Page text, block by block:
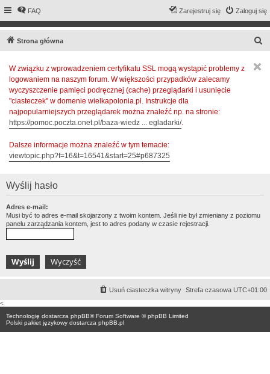
FAQ Zaloguj się
Zarejestruj się
Strona główna
W związku z wprowadzeniem certyfikatu SSL mogą wystąpić problemy z
logowaniem na naszym forum. W większości przypadków zalecamy
wyczyszczenie pamięci podręcznej (cache) przeglądarki i usunięcie
"ciasteczek" w domenie wielkapolonia.pl. Instrukcje dla
najpopularniejszych przeglądarek można znaleźć np. na stronie:
https://pomoc.poczta.onet.pl/baza-wiedz ... egladarki/.
Dalsze informacje można znaleźć w tym temacie:
viewtopic.php?f=16&t=16541&start=25#p687325
Wyślij hasło
Adres e-mail:
Musi być to adres e-mail skojarzony z twoim kontem. Jeśli nie był zmieniany z poziomu
panelu zarządzania kontem, jest to adres podany w czasie rejestracji.
Strefa czasowa UTC+01:00
Usuń ciasteczka witryny
<
Technologię dostarcza phpBB® Forum Software © phpBB Limited
Polski pakiet językowy dostarcza phpBB.pl